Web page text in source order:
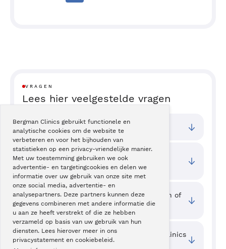
Bergman Clinics gebruikt functionele en
analytische cookies om de website te
verbeteren en voor het bijhouden van
statistieken op een privacy-vriendelijke manier.
Met uw toestemming gebruiken we ook
advertentie- en targetingcookies en delen we
informatie over uw gebruik van onze site met
onze social media, advertentie- en
analysepartners. Deze partners kunnen deze
gegevens combineren met andere informatie die
u aan ze heeft verstrekt of die ze hebben
verzameld op basis van uw gebruik van hun
diensten. Lees hierover meer in ons
privacystatement en cookiebeleid.
VRAGEN
Lees hier veelgestelde vragen
Bij welke vestigingen kan ik terecht?
Wat zijn de toegangstijden van deze
behandeling?
Waar kan ik ervaringen van cliënten zien of
mijn ervaring delen?
Welke kwaliteit wordt er bij Bergman Clinics
geboden?